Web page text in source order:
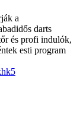
a
darts
és profi indulók,
esti program